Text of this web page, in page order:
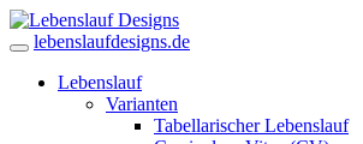
lebenslaufdesigns.de
Lebenslauf
Varianten
Tabellarischer Lebenslauf